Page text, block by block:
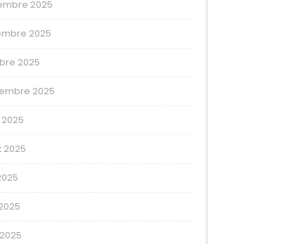
2025
2025
2025
2025
2025